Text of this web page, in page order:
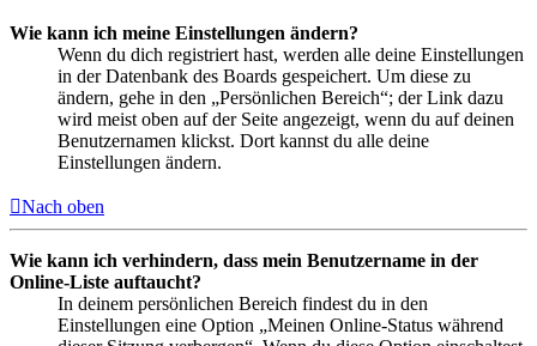
Wie kann ich meine Einstellungen ändern?
Wenn du dich registriert hast, werden alle deine Einstellungen
in der Datenbank des Boards gespeichert. Um diese zu
ändern, gehe in den „Persönlichen Bereich“; der Link dazu
wird meist oben auf der Seite angezeigt, wenn du auf deinen
Benutzernamen klickst. Dort kannst du alle deine
Einstellungen ändern.
Nach oben
Wie kann ich verhindern, dass mein Benutzername in der
Online-Liste auftaucht?
In deinem persönlichen Bereich findest du in den
Einstellungen eine Option „Meinen Online-Status während